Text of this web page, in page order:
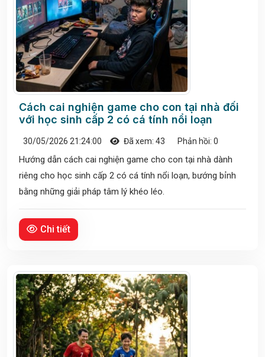
Cách cai nghiện game cho con tại nhà đối
với học sinh cấp 2 có cá tính nổi loạn
30/05/2026 21:24:00 Đã xem: 43 Phản hồi: 0
Hướng dẫn cách cai nghiện game cho con tại nhà dành
riêng cho học sinh cấp 2 có cá tính nổi loạn, bướng bỉnh
bằng những giải pháp tâm lý khéo léo.
Chi tiết